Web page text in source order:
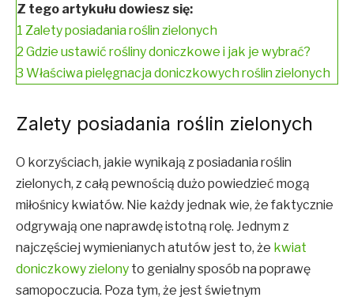
Z tego artykułu dowiesz się:
1 Zalety posiadania roślin zielonych
2 Gdzie ustawić rośliny doniczkowe i jak je wybrać?
3 Właściwa pielęgnacja doniczkowych roślin zielonych
Zalety posiadania roślin zielonych
O korzyściach, jakie wynikają z posiadania roślin
zielonych, z całą pewnością dużo powiedzieć mogą
miłośnicy kwiatów. Nie każdy jednak wie, że faktycznie
odgrywają one naprawdę istotną rolę. Jednym z
najczęściej wymienianych atutów jest to, że kwiat
doniczkowy zielony to genialny sposób na poprawę
samopoczucia. Poza tym, że jest świetnym